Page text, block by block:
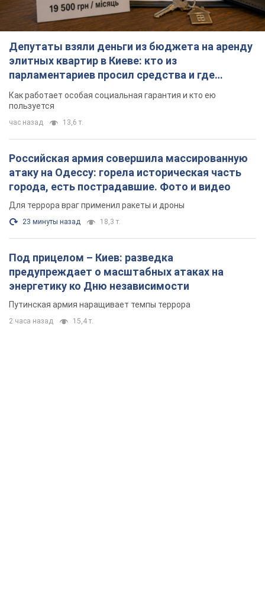
Депутаты взяли деньги из бюджета на аренду
элитных квартир в Киеве: кто из
парламентариев просил средства и где
поселился
Как работает особая социальная гарантия и кто ею
пользуется
час назад 13,6 т.
Российская армия совершила массированную
атаку на Одессу: горела историческая часть
города, есть пострадавшие. Фото и видео
Для террора враг применил ракеты и дроны
23 минуты назад 18,3 т.
Под прицелом – Киев: разведка
предупреждает о масштабных атаках на
энергетику ко Дню независимости
Путинская армия наращивает темпы террора
2 часа назад 15,4 т.